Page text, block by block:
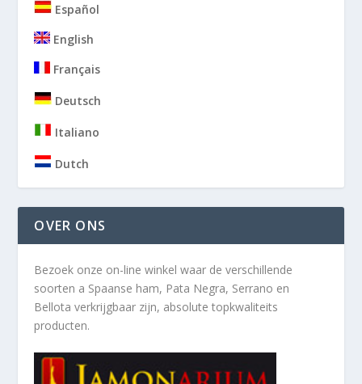
Español
English
Français
Deutsch
Italiano
Dutch
OVER ONS
Bezoek onze on-line winkel waar de verschillende
soorten a Spaanse ham, Pata Negra, Serrano en
Bellota verkrijgbaar zijn, absolute topkwaliteits
producten.